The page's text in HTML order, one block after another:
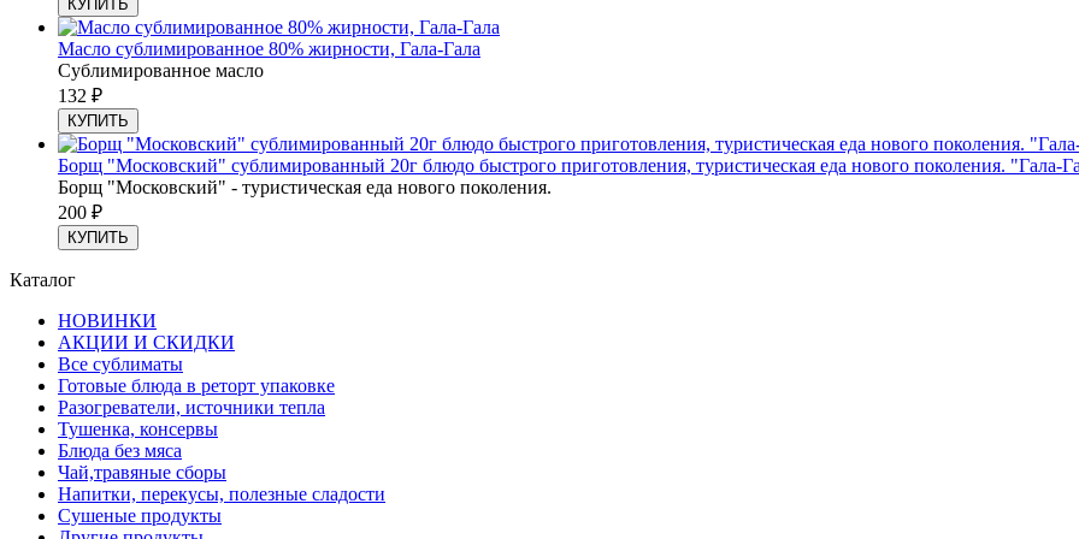
КУПИТЬ
Масло сублимированное 80% жирности, Гала-Гала
Сублимированное масло
132 ₽
КУПИТЬ
Борщ "Московский" сублимированный 20г блюдо быстрого приготовления, туристическая еда нового поколения. "Гала-
Борщ "Московский" - туристическая еда нового поколения.
200 ₽
КУПИТЬ
Каталог
НОВИНКИ
АКЦИИ И СКИДКИ
Все сублиматы
Готовые блюда в реторт упаковке
Разогреватели, источники тепла
Тушенка, консервы
Блюда без мяса
Чай,травяные сборы
Напитки, перекусы, полезные сладости
Сушеные продукты